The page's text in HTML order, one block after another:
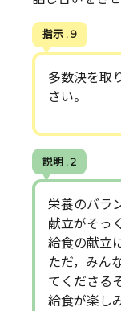
指示 . 9
多数決を取
さい。
説明 . 2
栄養のバラ
献立がそっ
給食の献立
ただ，みん
てくださる
給食が楽し